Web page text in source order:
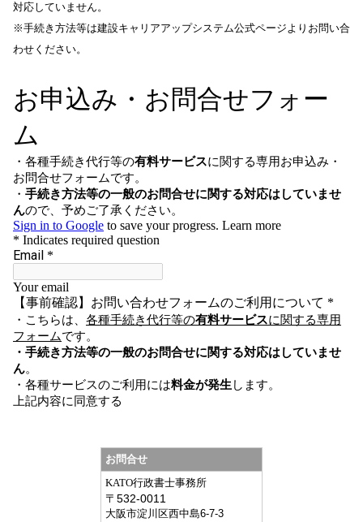
対応していません。
※手続き方法等は建設キャリアアップシステム公式ページよりお問い合
わせください。
お問合せ
KATO行政書士事務所
〒 532-0011
大阪市淀川区西中島6-7-3